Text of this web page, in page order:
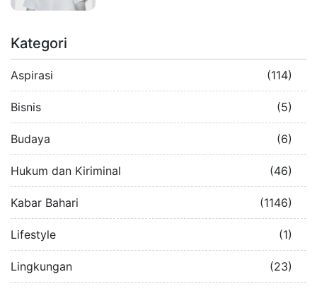
Kategori
Aspirasi (114)
Bisnis (5)
Budaya (6)
Hukum dan Kiriminal (46)
Kabar Bahari (1146)
Lifestyle (1)
Lingkungan (23)